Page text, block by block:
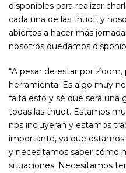
disponibles para realizar
cada una de las tnuot, y
abiertos a hacer más
nosotros quedamos
“A pesar de estar por
herramienta. Es algo muy
falta esto y sé que será una
todas las tnuot. Estamos
nos incluyeran y estamos
importante, ya que
y necesitamos saber cómo
situaciones. Necesitamos